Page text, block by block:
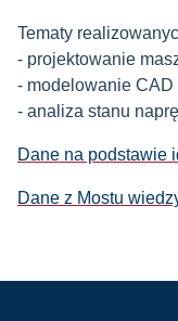
Tematy
- projektowanie
- modelowanie CAD
- analiza stanu
Dane na podstawie
Dane z Mostu